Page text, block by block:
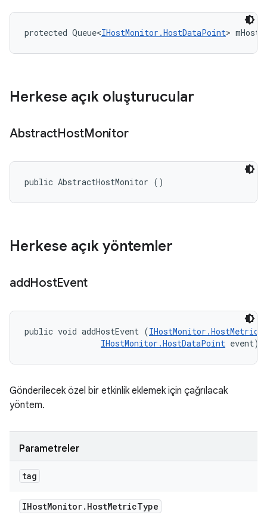
protected Queue<IHostMonitor.HostDataPoint>
Herkese açık oluşturucular
AbstractHostMonitor
public AbstractHostMonitor ()
Herkese açık yöntemler
addHostEvent
public void addHostEvent (
IHostMonitor.HostDataPoint event)
Gönderilecek özel bir etkinlik eklemek için çağrılacak
yöntem.
Parametreler
tag
IHostMonitor. HostMetricType